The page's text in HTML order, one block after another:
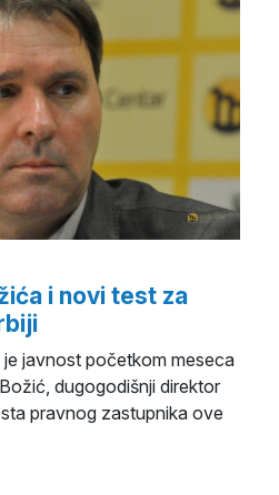
i novi test za
je javnost početkom meseca
dugogodišnji direktor
pravnog zastupnika ove